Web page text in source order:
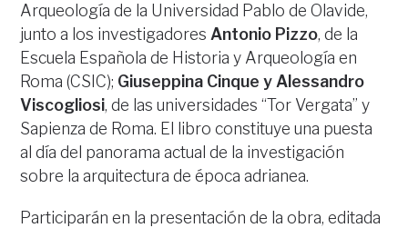
Arqueología de la Universidad Pablo de Olavide,
junto a los investigadores Antonio Pizzo, de la
Escuela Española de Historia y Arqueología en
Roma (CSIC); Giuseppina Cinque y Alessandro
Viscogliosi, de las universidades “Tor Vergata” y
Sapienza de Roma. El libro constituye una puesta
al día del panorama actual de la investigación
sobre la arquitectura de época adrianea.
Participarán en la presentación de la obra, editada